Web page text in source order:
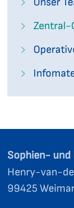
Zentral-
Sophien-
Henry-van-
99425